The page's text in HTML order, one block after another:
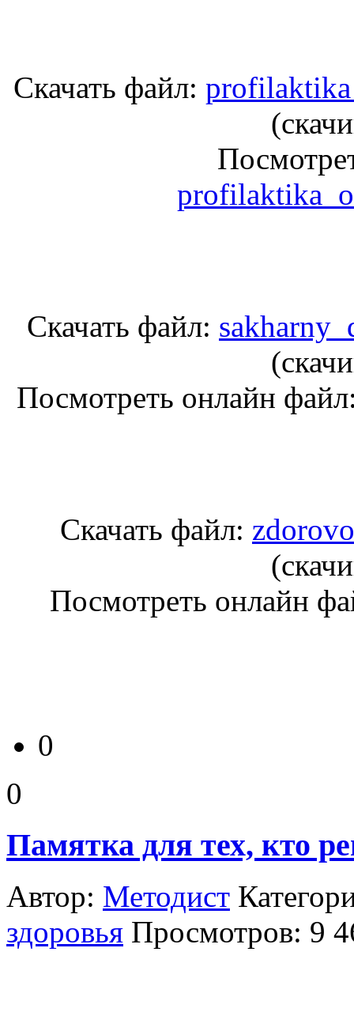
Скачать файл:
Скачать файл:
Посмотреть онлайн
Скачать файл:
Посмотреть онлайн
0
0
Памятка для тех, кто
Автор: Методист
здоровья Просмотров: 9